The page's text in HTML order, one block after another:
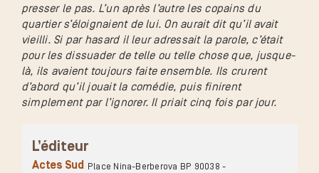
presser le pas. L’un après l’autre les copains du
quartier s’éloignaient de lui. On aurait dit qu’il avait
vieilli. Si par hasard il leur adressait la parole, c’était
pour les dissuader de telle ou telle chose que, jusque-
là, ils avaient toujours faite ensemble. Ils crurent
d’abord qu’il jouait la comédie, puis finirent
simplement par l’ignorer. Il priait cinq fois par jour.
L’éditeur
Actes Sud Place Nina-Berberova BP 90038 -